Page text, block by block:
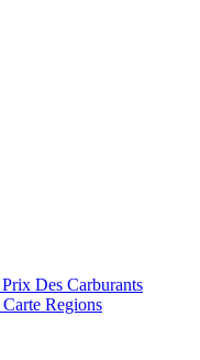
Prix Des Carburants
Carte Regions